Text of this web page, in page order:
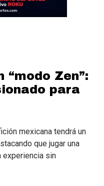
Zen”:
para
mexicana tendrá un
que jugar una
experiencia sin